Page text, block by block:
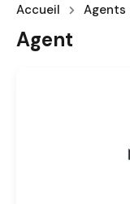
Accueil Agents
Agent